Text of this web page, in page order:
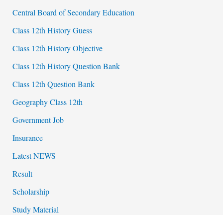
Central Board of Secondary Education
Class 12th History Guess
Class 12th History Objective
Class 12th History Question Bank
Class 12th Question Bank
Geography Class 12th
Government Job
Insurance
Latest NEWS
Result
Scholarship
Study Material